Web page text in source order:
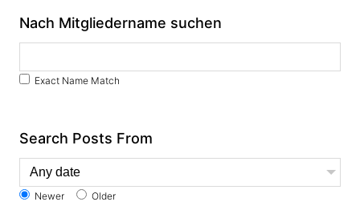
Nach Mitgliedername suchen
Exact Name Match
Search Posts From
Newer Older